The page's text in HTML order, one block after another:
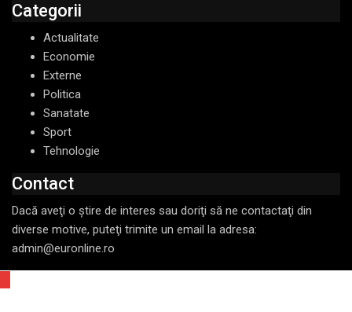
Categorii
Actualitate
Economie
Externe
Politica
Sanatate
Sport
Tehnologie
Contact
Dacă aveţi o ştire de interes sau doriţi să ne contactaţi din
diverse motive, puteţi trimite un email la adresa:
admin@euronline.ro